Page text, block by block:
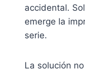
accidental.
emerge la
serie.
La solución